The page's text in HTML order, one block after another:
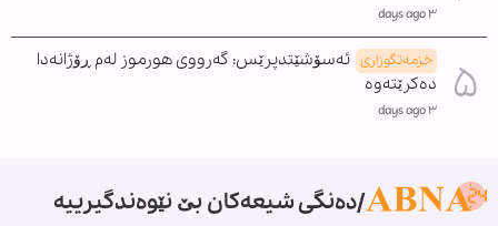
٣ days ago
خزمەتگوزاری ئەسۆشێتدپرێس: گەرووی هورموز لەم ڕۆژانەدا
دەکرێتەوە
٣ days ago
دەنگی شیعەکان بێ نێوەندگیرییە